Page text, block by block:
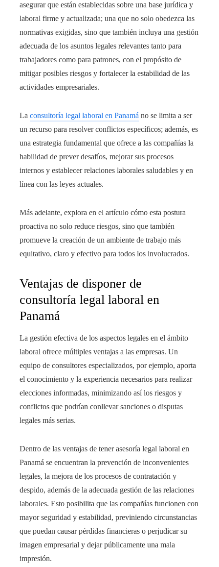
asegurar que están establecidas sobre una base jurídica y
laboral firme y actualizada; una que no solo obedezca las
normativas exigidas, sino que también incluya una gestión
adecuada de los asuntos legales relevantes tanto para
trabajadores como para patrones, con el propósito de
mitigar posibles riesgos y fortalecer la estabilidad de las
actividades empresariales.
La consultoría legal laboral en Panamá no se limita a ser
un recurso para resolver conflictos específicos; además, es
una estrategia fundamental que ofrece a las compañías la
habilidad de prever desafíos, mejorar sus procesos
internos y establecer relaciones laborales saludables y en
línea con las leyes actuales.
Más adelante, explora en el artículo cómo esta postura
proactiva no solo reduce riesgos, sino que también
promueve la creación de un ambiente de trabajo más
equitativo, claro y efectivo para todos los involucrados.
Ventajas de disponer de
consultoría legal laboral en
Panamá
La gestión efectiva de los aspectos legales en el ámbito
laboral ofrece múltiples ventajas a las empresas. Un
equipo de consultores especializados, por ejemplo, aporta
el conocimiento y la experiencia necesarios para realizar
elecciones informadas, minimizando así los riesgos y
conflictos que podrían conllevar sanciones o disputas
legales más serias.
Dentro de las ventajas de tener asesoría legal laboral en
Panamá se encuentran la prevención de inconvenientes
legales, la mejora de los procesos de contratación y
despido, además de la adecuada gestión de las relaciones
laborales. Esto posibilita que las compañías funcionen con
mayor seguridad y estabilidad, previniendo circunstancias
que puedan causar pérdidas financieras o perjudicar su
imagen empresarial y dejar públicamente una mala
impresión.